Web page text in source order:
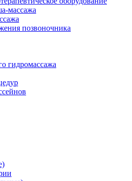
массажа
позвоночника
гидромассажа